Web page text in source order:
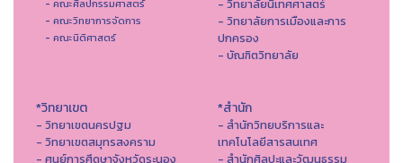
- คณะศิลปกรรมศาสตร์
- คณะวิทยาการจัดการ
- คณะนิติศาสตร์
- วิทยาลัยนิเทศศาสตร์
- วิทยาลัยการเมืองและการ
ปกครอง
- บัณฑิตวิทยาลัย
*วิทยาเขต
- วิทยาเขตนครปฐม
- วิทยาเขตสมุทรสงคราม
- ศูนย์การศึดษาจังหวัดระนอง
*สำนัก
- สำนักวิทยบริการและ
เทคโนโลยีสารสนเทศ
- สํานักศิลปะและวัฒนธรรม